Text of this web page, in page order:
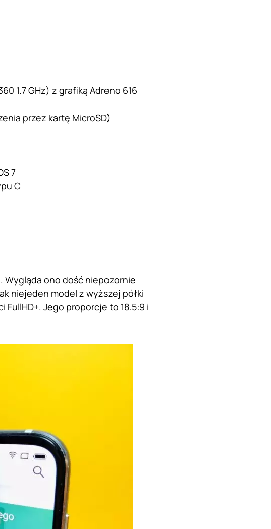
1.7 GHz) z grafiką Adreno 616
przez kartę MicroSD)
7
C
Wygląda ono dość niepozornie
niejeden model z wyższej półki
Jego proporcje to 18.5:9 i